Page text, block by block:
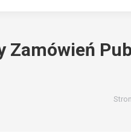
Zamówień